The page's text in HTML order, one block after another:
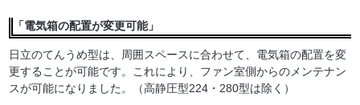
「電気箱の配置が変更可能」
日立のてんうめ型は、周囲スペースに合わせて、電気箱の配置を変
更することが可能です。これにより、ファン室側からのメンテナン
スが可能になりました。（高静圧型224・280型は除く）